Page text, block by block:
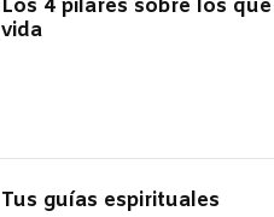
Los 4 pilares sobre los
vida
Tus guías espirituales